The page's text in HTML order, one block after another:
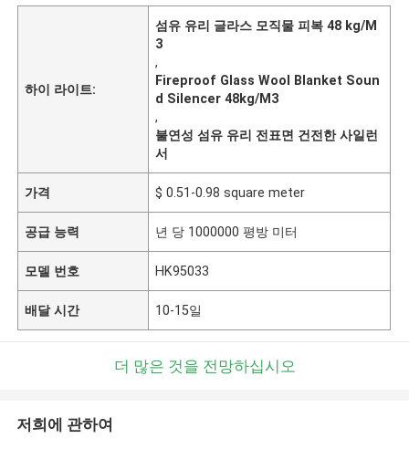
하이 라이트:
섬유 유리 글라스 모직물 피복 48 kg/M
3
,
Fireproof Glass Wool Blanket Soun
d Silencer 48kg/M3
,
불연성 섬유 유리 전표면 건전한 사일런
서
가격 $ 0.51-0.98 square meter
공급 능력 년 당 1000000 평방 미터
모델 번호 HK95033
배달 시간 10-15일
더 많은 것을 전망하십시오
저희에 관하여